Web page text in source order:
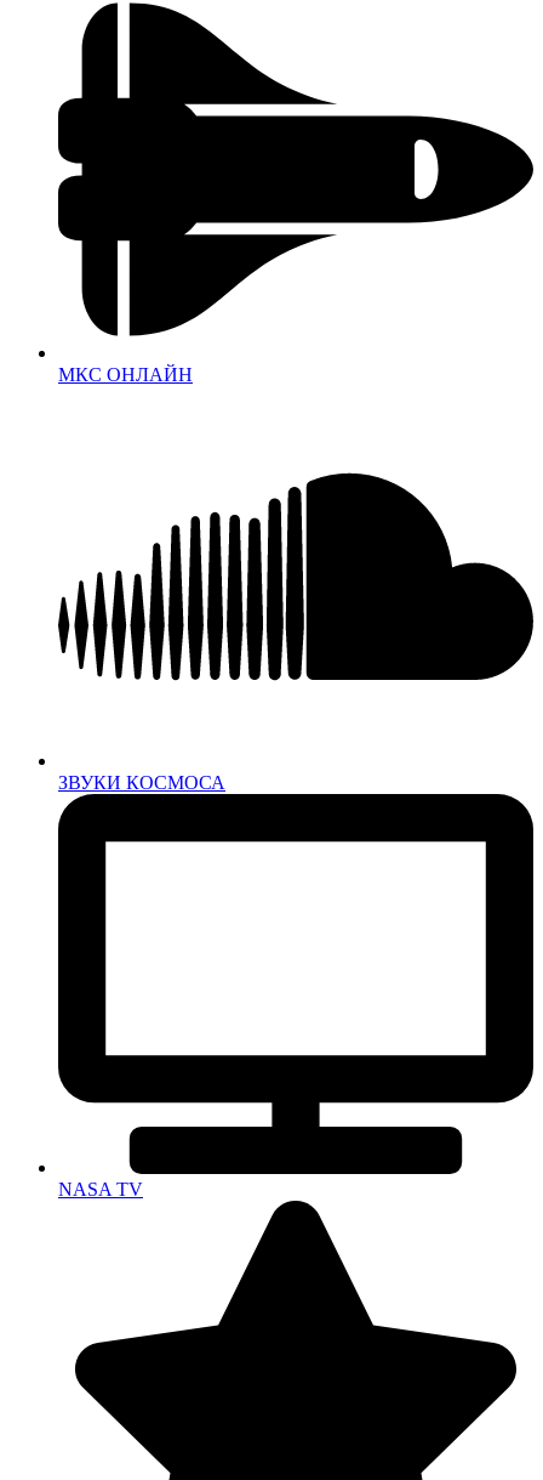
МКС ОНЛАЙН
ЗВУКИ КОСМОСА
NASA TV